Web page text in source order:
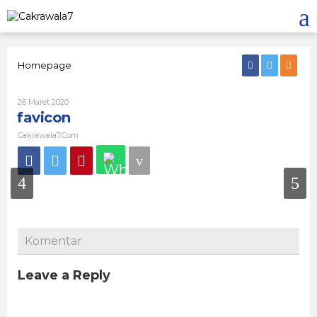
ke
konten
Homepage
26 Maret 2020Oleh
favicon
Cakrawala7.com
Komentar
Leave a Reply